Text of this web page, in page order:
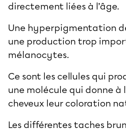
directement liées à l’âge.
Une hyperpigmentation
une production trop
mélanocytes.
Ce sont les cellules qui
une molécule qui donne à
cheveux leur coloration
Les différentes taches